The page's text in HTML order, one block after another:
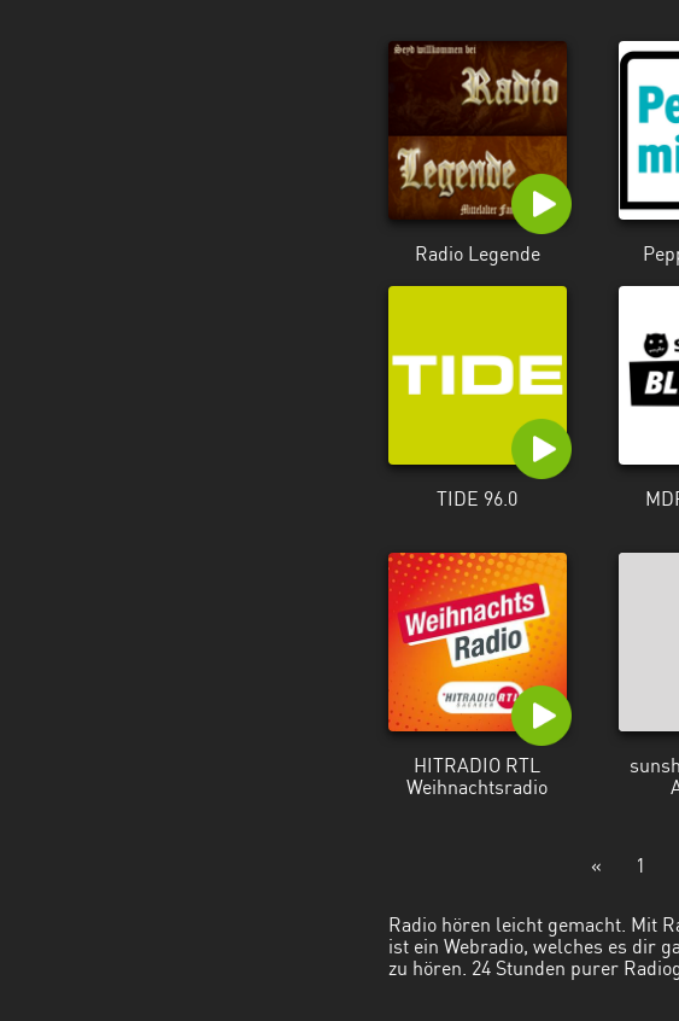
Radio Legende
TIDE 96.0
HITRADIO RTL
Weihnachtsradio
« 1
Radio hören leicht gemacht. Mit
ist ein Webradio, welches es dir
zu hören. 24 Stunden purer